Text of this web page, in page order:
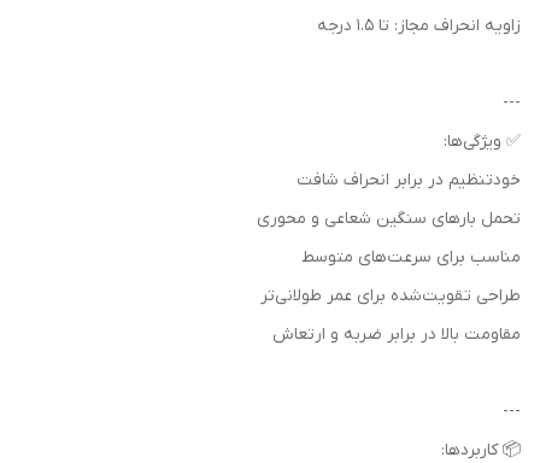
زاویه انحراف مجاز: تا 1.5 درجه
---
✅ ویژگی‌ها:
خودتنظیم در برابر انحراف شافت
تحمل بارهای سنگین شعاعی و محوری
مناسب برای سرعت‌های متوسط
طراحی تقویت‌شده برای عمر طولانی‌تر
مقاومت بالا در برابر ضربه و ارتعاش
---
📦 کاربردها: